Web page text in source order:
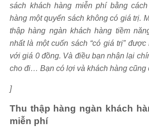
sách khách hàng miễn phí bằng
hàng một quyển sách không có giá trị.
thập hàng ngàn khách hàng tiềm
nhất là một cuốn sách “có giá trị” được
với giá 0 đồng. Và điều bạn nhận lại
cho đi… Bạn có lợi và khách hàng cũng
]
Thu thập hàng ngàn khách
miễn phí